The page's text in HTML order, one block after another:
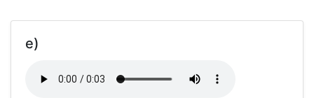
e)